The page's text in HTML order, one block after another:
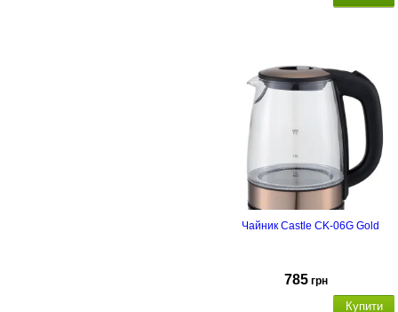
Чайник Castle CK-06G Gold
785 грн
Купити